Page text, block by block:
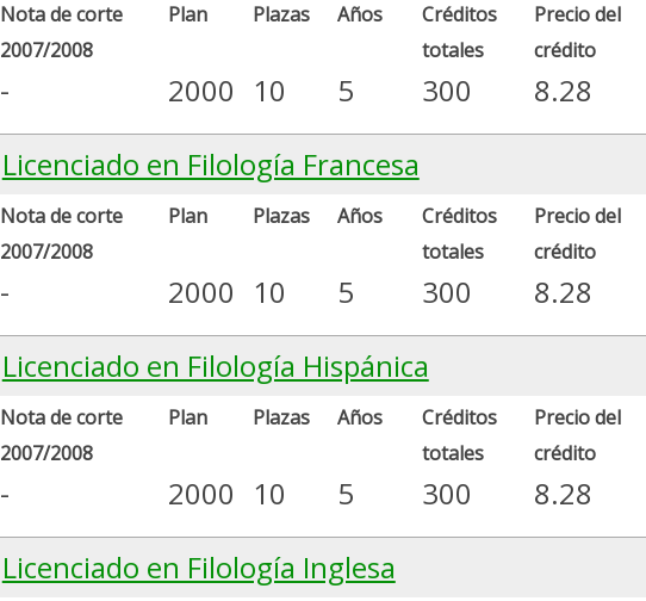
Nota de corte
2007/2008
Plan Plazas Años
Créditos
totales
Precio del
crédito
- 2000 10 5 300 8.28
Licenciado en Filología Francesa
Nota de corte
2007/2008
Plan Plazas Años
Créditos
totales
Precio del
crédito
- 2000 10 5 300 8.28
Licenciado en Filología Hispánica
Nota de corte
2007/2008
Plan Plazas Años
Créditos
totales
Precio del
crédito
- 2000 10 5 300 8.28
Licenciado en Filología Inglesa